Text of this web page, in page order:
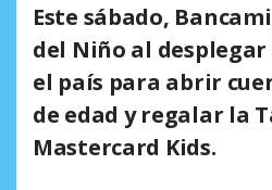
Este sábado,
del Niño al
el país para abrir
de edad y regalar la
Mastercard Kids.